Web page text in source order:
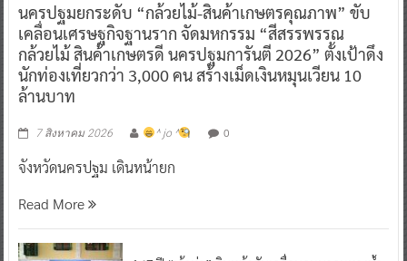
นครปฐมยกระดับ “กล้วยไม้-สินค้าเกษตรคุณภาพ” ขับ
เคลื่อนเศรษฐกิจฐานราก จัดมหกรรม “สีสรรพรรณ
กล้วยไม้ สินค้าเกษตรดี นครปฐมการันตี 2026” ตั้งเป้าดึง
นักท่องเที่ยวกว่า 3,000 คน สร้างเม็ดเงินหมุนเวียน 10
ล้านบาท
7 สิงหาคม 2026 ^ jo ^ 0
จังหวัดนครปฐม เดินหน้ายก
Read More